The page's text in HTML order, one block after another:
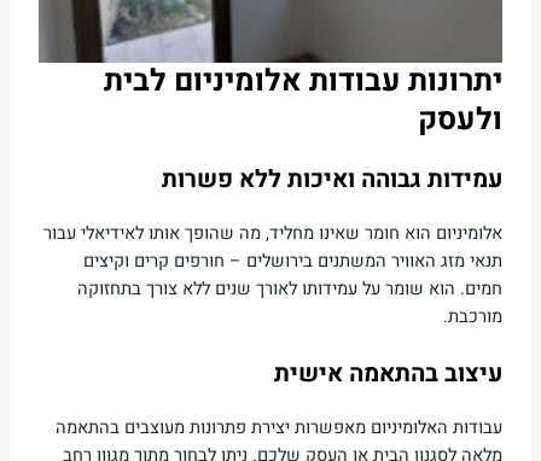
יתרונות עבודות אלומיניום לבית
ולעסק
עמידות גבוהה ואיכות ללא פשרות
אלומיניום הוא חומר שאינו מחליד, מה שהופך אותו לאידיאלי עבור
תנאי מזג האוויר המשתנים בירושלים – חורפים קרים וקיצים
חמים. הוא שומר על עמידותו לאורך שנים ללא צורך בתחזוקה
מורכבת.
עיצוב בהתאמה אישית
עבודות האלומיניום מאפשרות יצירת פתרונות מעוצבים בהתאמה
מלאה לסגנון הבית או העסק שלכם. ניתן לבחור מתוך מגוון רחב